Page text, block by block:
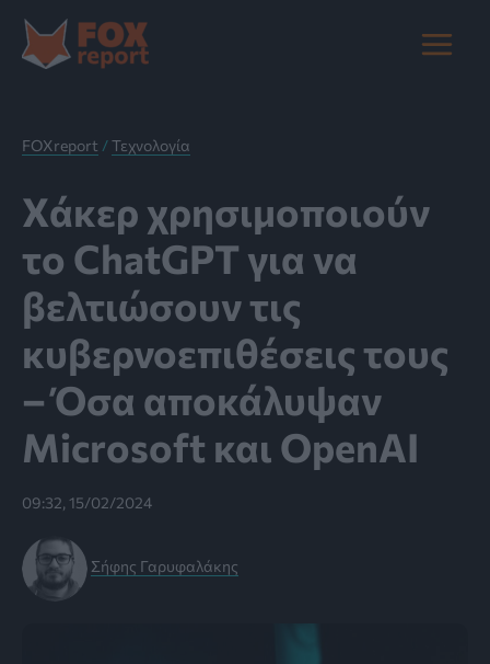
στο
περιεχόμενο
Main
FOXreport /Τεχνολογία
Χάκερ χρησιμοποιούν
το ChatGPT για να
βελτιώσουν τις
κυβερνοεπιθέσεις τους
– Όσα αποκάλυψαν
Microsoft και OpenAI
09:32, 15/02/2024
Σήφης Γαρυφαλάκης